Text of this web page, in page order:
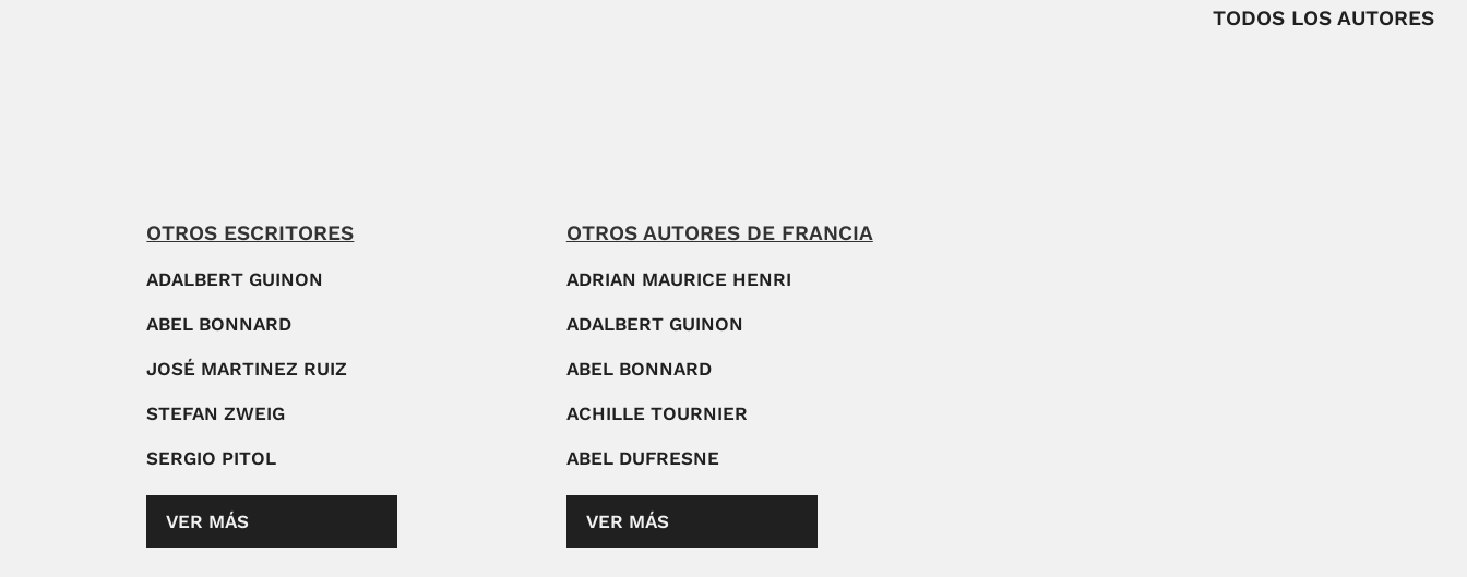
TODOS LOS AUTORES
OTROS ESCRITORES
ADALBERT GUINON
ABEL BONNARD
JOSÉ MARTINEZ RUIZ
STEFAN ZWEIG
SERGIO PITOL
VER MÁS
OTROS AUTORES DE FRANCIA
ADRIAN MAURICE HENRI
ADALBERT GUINON
ABEL BONNARD
ACHILLE TOURNIER
ABEL DUFRESNE
VER MÁS